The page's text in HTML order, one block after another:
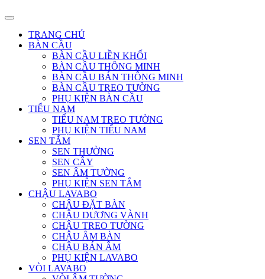
TRANG CHỦ
BÀN CẦU
BÀN CẦU LIỀN KHỐI
BÀN CẦU THÔNG MINH
BÀN CẦU BÁN THÔNG MINH
BÀN CẦU TREO TƯỜNG
PHỤ KIỆN BÀN CẦU
TIỂU NAM
TIỂU NAM TREO TƯỜNG
PHỤ KIỆN TIỂU NAM
SEN TẮM
SEN THƯỜNG
SEN CÂY
SEN ÂM TƯỜNG
PHỤ KIỆN SEN TẮM
CHẬU LAVABO
CHẬU ĐẶT BÀN
CHẬU DƯƠNG VÀNH
CHẬU TREO TƯỜNG
CHẬU ÂM BÀN
CHẬU BÁN ÂM
PHỤ KIỆN LAVABO
VÒI LAVABO